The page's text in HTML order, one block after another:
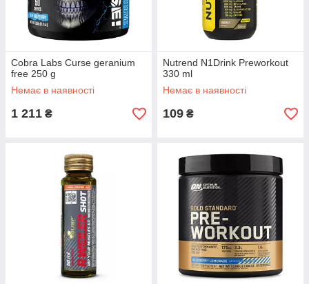
Cobra Labs Curse geranium
free 250 g
Немає в наявності
1 211 ₴
Nutrend N1Drink Preworkout
330 ml
Немає в наявності
109 ₴